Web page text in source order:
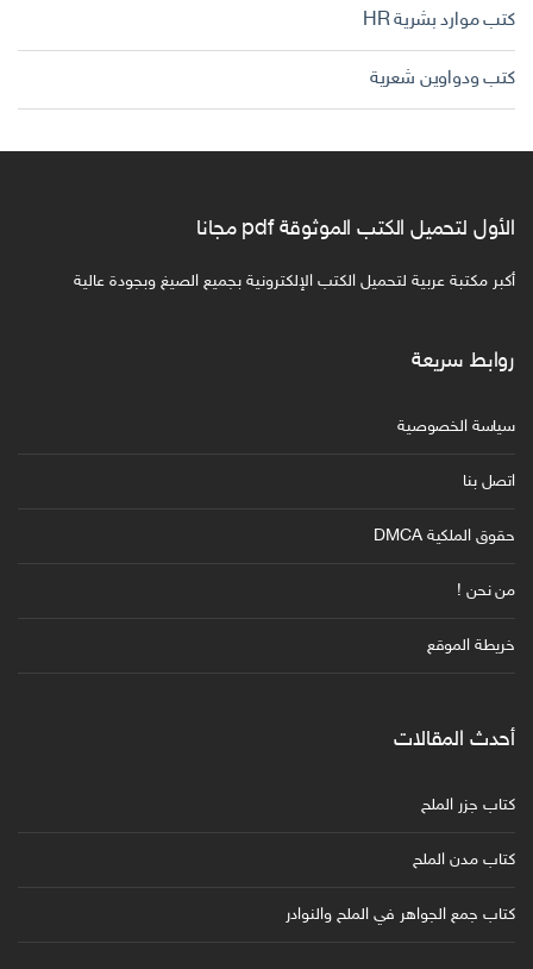
كتب موارد بشرية HR
كتب ودواوين شعرية
الأول لتحميل الكتب الموثوقة pdf مجانا
أكبر مكتبة عربية لتحميل الكتب الإلكترونية بجميع الصيغ وبجودة عالية
روابط سريعة
سياسة الخصوصية
اتصل بنا
حقوق الملكية DMCA
من نحن !
خريطة الموقع
أحدث المقالات
كتاب جزر الملح
كتاب مدن الملح
كتاب جمع الجواهر في الملح والنوادر